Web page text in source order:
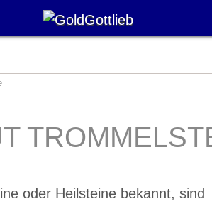
oder Heilsteine bekannt, sind